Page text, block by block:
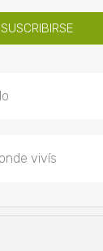
SUSCRIBIRSE